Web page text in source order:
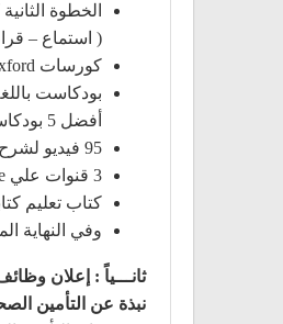
الخطوة
( استماع –
كورسات Oxford لتعلم اللغة الإنجليزية |
بودكاست
أفضل 5 بودكاست لتطوير الانجليزيه :
95 فيديو لشرح اللغة الانجليزية من الصفر :
3 قنوات علي YouTube خياراً رائعاً لتطوير اللغة الإنجليزية :
كتاب تعليم
وفي النهاية
ثانـــياً : إعلان
نبذة عن التأمين